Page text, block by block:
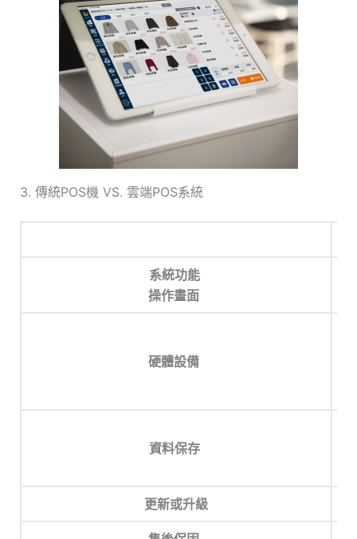
3. 傳統POS機 VS. 雲端POS系統
系統功能
操作畫面
硬體設備
資料保存
更新或升級